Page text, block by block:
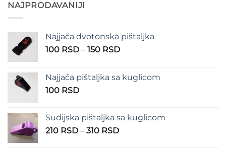
NAJPRODAVANIJI
Najjača dvotonska pištaljka
100 RSD – 150 RSDRaspon
100 RSD
Najjača pištaljka sa kuglicom
100 RSD
Sudijska pištaljka sa kuglicom
210 RSD – 310 RSDRaspon